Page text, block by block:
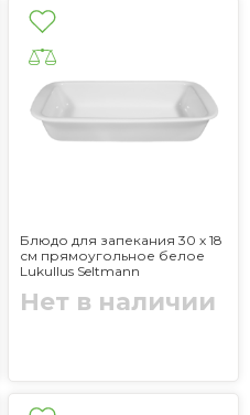
Блюдо для запекания 30 х 18
см прямоугольное белое
Lukullus Seltmann
Нет в наличии